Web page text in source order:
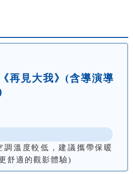
再見大我》(含導演導
調溫度較低，建議攜帶保暖
舒適的觀影體驗)